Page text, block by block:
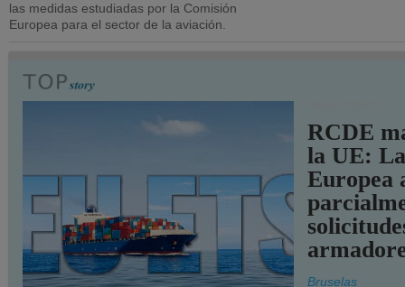
las medidas estudiadas por la Comisión
Europea para el sector de la aviación.
RCDE
la UE:
Europea
Bruselas